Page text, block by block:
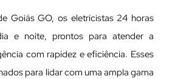
Goiás GO, os eletricistas 24 horas
e noite, prontos para atender a
com rapidez e eficiência. Esses
para lidar com uma ampla gama